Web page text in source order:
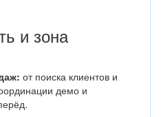
и зона
от поиска клиентов и
демо и